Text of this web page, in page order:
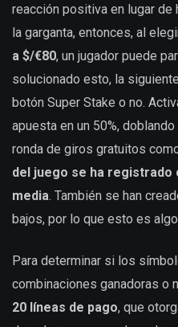
reacción positiva en lugar
la garganta, entonces, al
a $/€80, un jugador puede
solucionado esto, la
botón Super Stake o no.
apuesta en un 50%,
ronda de giros gratuitos
del juego se ha registrado
media. También se han
bajos, por lo que esto es
Para determinar si los
combinaciones ganadoras o
20 líneas de pago, que